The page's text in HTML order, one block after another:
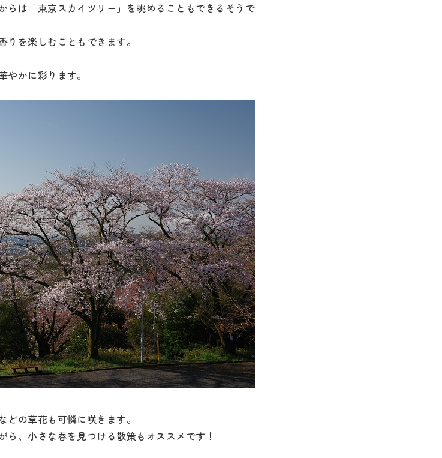
らは「東京スカイツリー」を眺めることもできるそうで
を楽しむこともできます。
かに彩ります。
の草花も可憐に咲きます。
、小さな春を見つける散策もオススメです！